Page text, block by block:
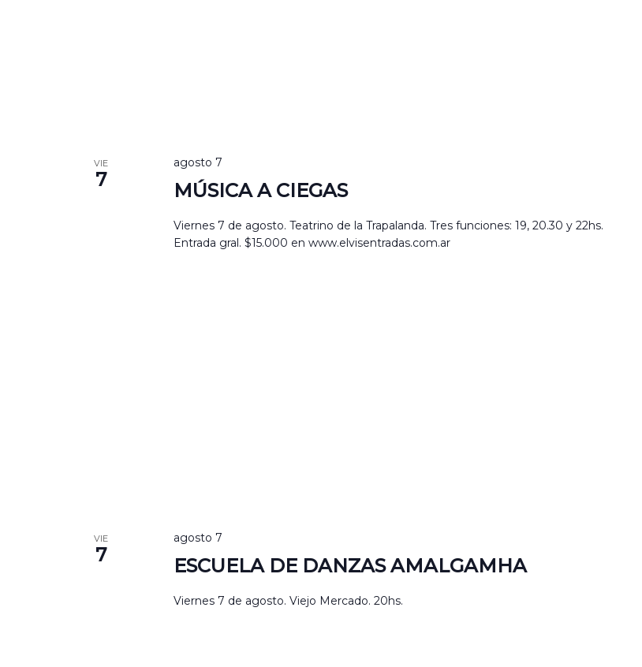
VIE
7 MÚSICA A CIEGAS
agosto 7
Viernes 7 de agosto. Teatrino de la Trapalanda. Tres funciones: 19, 20.30 y 22hs.
Entrada gral. $15.000 en www.elvisentradas.com.ar
VIE
7 ESCUELA DE DANZAS AMALGAMHA
agosto 7
Viernes 7 de agosto. Viejo Mercado. 20hs.